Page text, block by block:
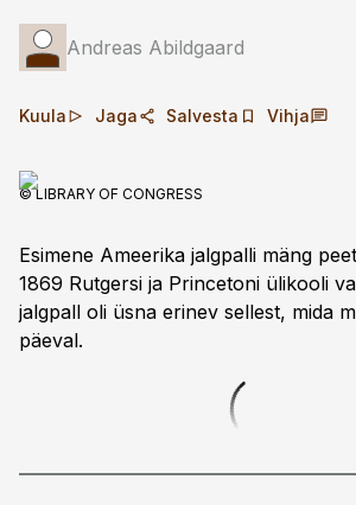
Andreas Abildgaard
Kuula Jaga Salvesta Vihja
© LIBRARY OF CONGRESS
Esimene Ameerika jalgpalli mäng
1869 Rutgersi ja Princetoni ülikooli
jalgpall oli üsna erinev sellest, mida
päeval.